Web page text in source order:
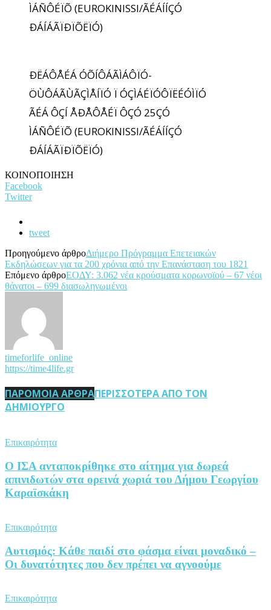
ÌÁÑÔÉÏÕ (EUROKINISSI/ÃÉÁÍÍÇÓ
ÐÁÍÁÃÏÐÏÕËÏÓ)
ÐËÁÔÅÉÁ ÓÕÍÔÁÃÌÁÔÏÓ-
ÖÙÔÁÃÙÃÇÌÅÍÏÓ Ï ÓÇÌÁÉÏÓÔÏËÉÓÌÏÓ
ÃÉÁ ÔÇÍ ÅÐÅÔÅÉÏ ÔÇÓ 25ÇÓ
ÌÁÑÔÉÏÕ (EUROKINISSI/ÃÉÁÍÍÇÓ
ÐÁÍÁÃÏÐÏÕËÏÓ)
ΚΟΙΝΟΠΟΙΗΣΗ
Facebook
Twitter
tweet
Προηγούμενο άρθροΔιήμερο Πρόγραμμα Επετειακών
Εκδηλώσεων για τα 200 χρόνια από την Επανάσταση του 1821
Επόμενο άρθροΕΟΔΥ: 3.062 νέα κρούσματα κορωνοϊού – 67 νέοι
θάνατοι – 699 διασωληνωμένοι
timeforlife_online
https://time4life.gr
ΠΑΡΟΜΟΙΑ ΑΡΘΡΑΠΕΡΙΣΣΟΤΕΡΑ ΑΠΟ ΤΟΝ
ΔΗΜΙΟΥΡΓΟ
Επικαιρότητα
Ο ΙΣΑ ανταποκρίθηκε στο αίτημα για δωρεά
απινιδωτών στα ορεινά χωριά του Δήμου Γεωργίου
Καραϊσκάκη
Επικαιρότητα
Αυτισμός: Κάθε παιδί στο φάσμα είναι μοναδικό –
Οι δυνατότητες που δεν πρέπει να αγνοούμε
Επικαιρότητα